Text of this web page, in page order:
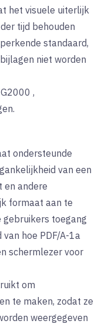
het visuele uiterlijk
tijd behouden
standaard,
niet worden
,
ondersteunde
van een
en andere
formaat aan te
gebruikers toegang
hoe PDF/A-1a
schermlezer voor
om
te maken, zodat ze
weergegeven